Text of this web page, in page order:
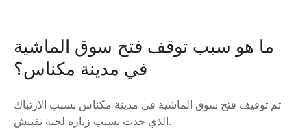
ما هو سبب توقف فتح سوق الماشية
في مدينة مكناس؟
تم توقيف فتح سوق الماشية في مدينة مكناس بسبب الارتباك
الذي حدث بسبب زيارة لجنة تفتيش.